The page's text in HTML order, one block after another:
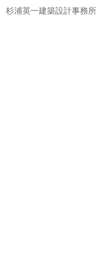
杉浦英一建築設計事務所